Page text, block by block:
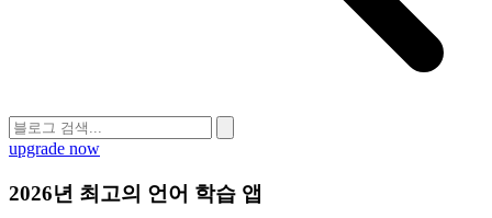
upgrade now
2026년 최고의 언어 학습 앱